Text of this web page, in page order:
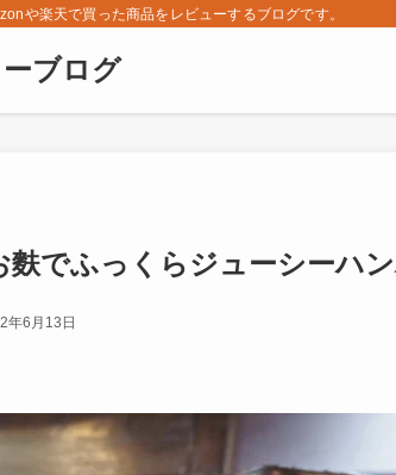
や楽天で買った商品をレビューするブログです。
ブログ
麩でふっくらジューシーハ
年6月13日